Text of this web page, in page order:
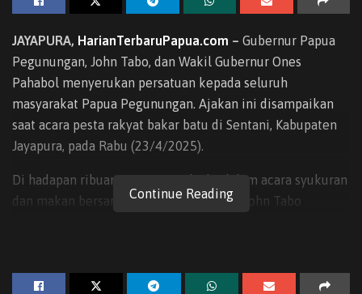
JAYAPURA, HarianTerbaruPapua.com – Gubernur Papua
Pegunungan, John Tabo, dan Wakil Gubernur Ones
Pahabol menyerukan persatuan kepada seluruh
masyarakat Papua Pegunungan. Ajakan ini disampaikan
saat acara pesta rakyat bakar batu di Sentani, Kabupaten
Jayapura, pada Rabu (23/4/2025).
Di hadapan ribuan warga yang hadir dalam acara syukuran
dan makan bersama tersebut, Gubernur John Tabo
adalah satu bapa, satu ibu, satu nene, satu tete, dan Yesus
Continue Reading